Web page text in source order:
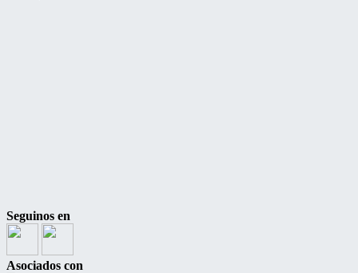
Seguinos en
Asociados con